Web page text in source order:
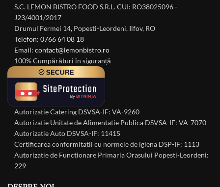
S.C. LEMON BISTRO FOOD S.R.L. CUI: RO38025096 -
J23/4001/2017
Drumul Fermei 14, Popesti-Leordeni, Ilfov, RO
Telefon: 0766 64 08 18
Email: contact@lemonbistro.ro
100% Cumpărături în siguranță
Autorizatie Catering DSVSA-IF: VA-9260
Autorizatie Unitate de Alimentatie Publica DSVSA-IF: VA-7070
Autorizatie Auto DSVSA-IF: 11415
Certificarea conformitatii cu normele de igiena DSP-IF: 1113
Autorizatie de Functionare Primaria Orasului Popesti-Leordeni:
229